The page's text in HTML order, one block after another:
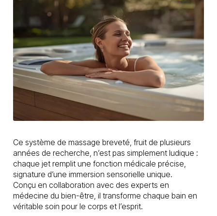
Ce système de massage breveté, fruit de plusieurs
années de recherche, n’est pas simplement ludique :
chaque jet remplit une fonction médicale précise,
signature d’une immersion sensorielle unique.
Conçu en collaboration avec des experts en
médecine du bien-être, il transforme chaque bain en
véritable soin pour le corps et l’esprit.